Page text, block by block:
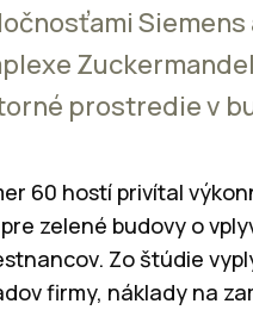
Siemens
prostredie v
60 hostí privítal
zelené budovy o
Zo štúdie
firmy, náklady na